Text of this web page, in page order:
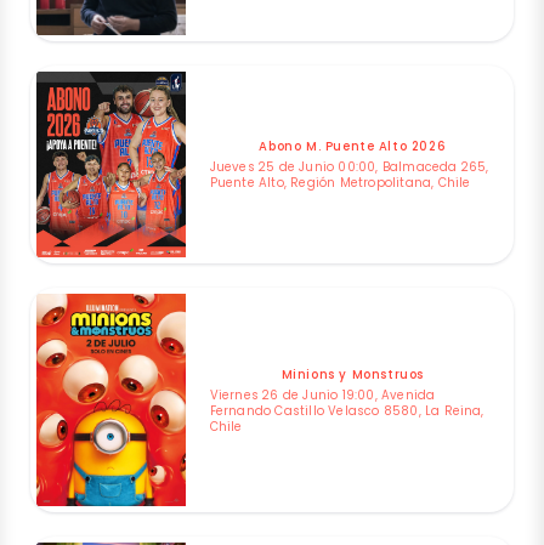
Abono M. Puente Alto 2026
Jueves 25 de Junio 00:00, Balmaceda 265,
Puente Alto, Región Metropolitana, Chile
Minions y Monstruos
Viernes 26 de Junio 19:00, Avenida
Fernando Castillo Velasco 8580, La Reina,
Chile